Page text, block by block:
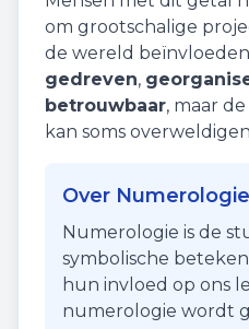
om grootschalige
de wereld
gedreven,
betrouwbaar, maar
kan soms
Over Numerologie
Numerologie is de
symbolische
hun invloed op ons
numerologie wordt